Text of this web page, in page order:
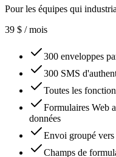
Pour les équipes qui
39 $ / mois
300 enveloppes
300 SMS
Toutes les
Formulaires Web
données
Envoi groupé vers
Champs de